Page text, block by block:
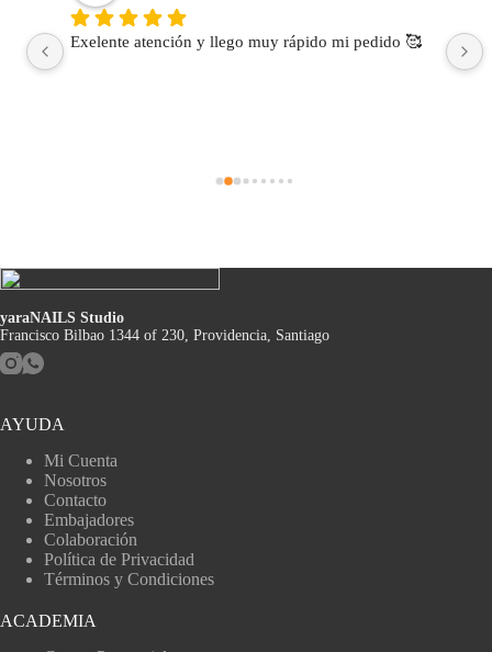
Exelente atención y llego muy rápido mi pedido 🥰
yaraNAILS Studio
Francisco Bilbao 1344 of 230, Providencia, Santiago
AYUDA
Mi Cuenta
Nosotros
Contacto
Embajadores
Colaboración
Política de Privacidad
Términos y Condiciones
ACADEMIA